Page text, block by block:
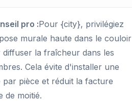
pro :Pour {city}, privilégiez
murale haute dans le couloir
diffuser la fraîcheur dans les
Cela évite d'installer une
par pièce et réduit la facture
de moitié.